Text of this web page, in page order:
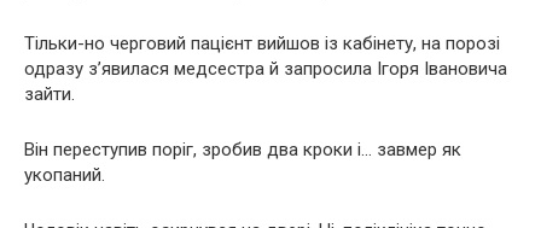
Тільки-но черговий пацієнт вийшов із кабінету, на порозі
одразу з’явилася медсестра й запросила Ігоря Івановича
зайти.
Він переступив поріг, зробив два кроки і… завмер як
укопаний.